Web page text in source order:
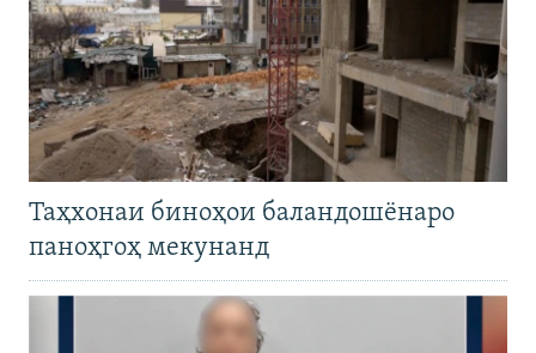
Таҳхонаи биноҳои баландошёнаро
паноҳгоҳ мекунанд